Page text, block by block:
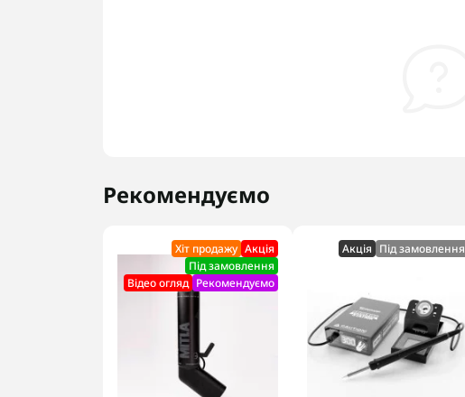
Рекомендуємо
Хіт продажу Акцiя
Під замовлення
Відео огляд Рекомендуємо
Акцiя Під замовлення